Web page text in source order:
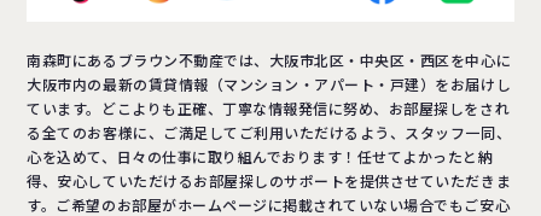
南森町にあるブラウン不動産では、大阪市北区・中央区・西区を中心に
大阪市内の最新の賃貸情報（マンション・アパート・戸建）をお届けし
ています。どこよりも正確、丁寧な情報発信に努め、お部屋探しをされ
る全てのお客様に、ご満足してご利用いただけるよう、スタッフ一同、
心を込めて、日々の仕事に取り組んでおります！任せてよかったと納
得、安心していただけるお部屋探しのサポートを提供させていただきま
す。ご希望のお部屋がホームページに掲載されていない場合でもご安心